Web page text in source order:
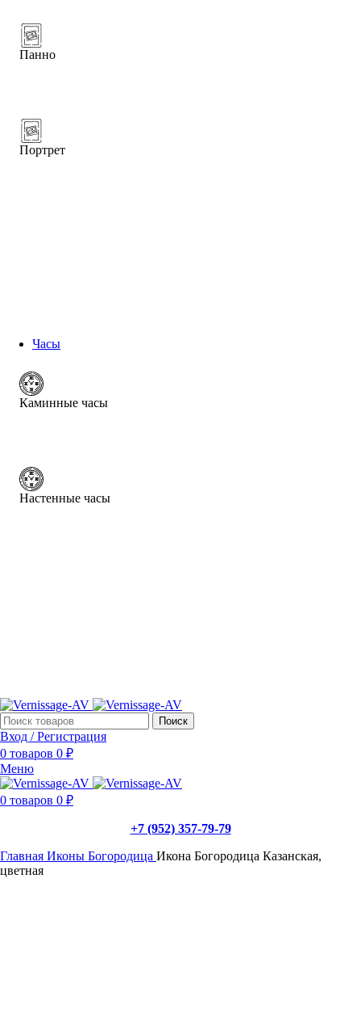
Панно
Портрет
Часы
Каминные часы
Настенные часы
Поиск
Вход / Регистрация
0 товаров 0 ₽
Меню
0 товаров 0 ₽
+7 (952) 357-79-79
Главная Иконы Богородица Икона Богородица Казанская,
цветная